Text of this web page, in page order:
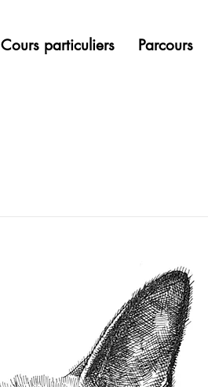
Cours particuliers Parcours